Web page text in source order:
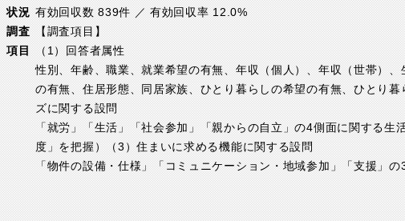
状況 有効回収数 839件 ／ 有効回収率 12.0%
調査
項目
【調査項目】
（1）回答者属性
性別、年齢、職業、就業希望の有無、年収（個人）、年収（世帯）
の有無、住居形態、同居家族、ひとり暮らしの希望の有無、ひとり
ズに関する設問
「就労」「生活」「社会参加」「親からの自立」の4側面に関する生
度」を把握）（3）住まいに求める機能に関する設問
「物件の設備・仕様」「コミュニケーション・地域参加」「支援」